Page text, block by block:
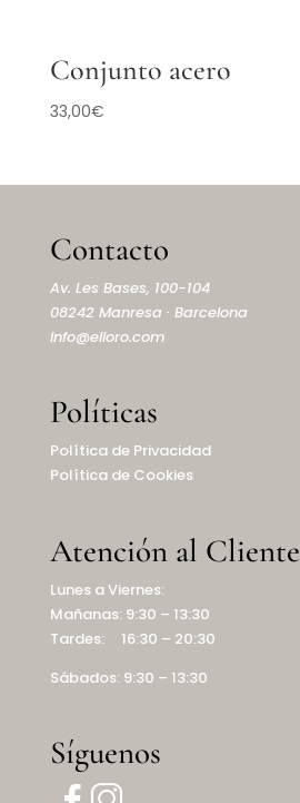
Conjunto acero
33,00€
Contacto
Av. Les Bases, 100-104
08242 Manresa · Barcelona
info@elioro.com
Políticas
Política de Privacidad
Política de Cookies
Atención al Cliente
Lunes a Viernes:
Mañanas: 9:30 – 13:30
Tardes: 16:30 – 20:30
Sábados: 9:30 – 13:30
Síguenos